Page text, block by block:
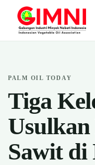
PALM OIL TODAY
Tiga
Usulkan
Sawit